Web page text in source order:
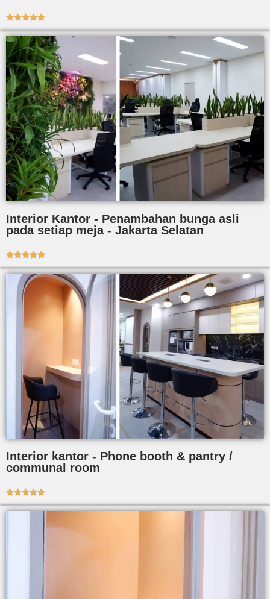

Interior Kantor - Penambahan bunga asli
pada setiap meja - Jakarta Selatan

Interior kantor - Phone booth & pantry /
communal room
